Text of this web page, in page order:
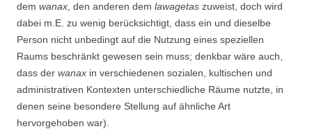
dem wanax , den anderen dem lawagetas zuweist, doch wird
dabei m.E. zu wenig berücksichtigt, dass ein und dieselbe
Person nicht unbedingt auf die Nutzung eines speziellen
Raums beschränkt gewesen sein muss; denkbar wäre auch,
dass der wanax in verschiedenen sozialen, kultischen und
administrativen Kontexten unterschiedliche Räume nutzte, in
denen seine besondere Stellung auf ähnliche Art
hervorgehoben war).